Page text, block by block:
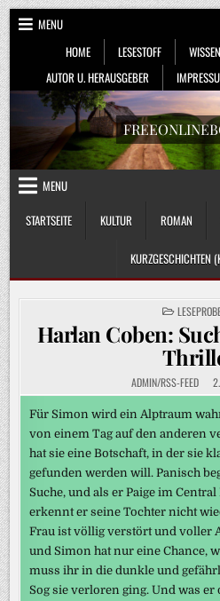
Skip
to
content
MENU
HOME
LESESTOFF WISSEN
AUTOR U. HERAUSGEBER
MENU
STARTSEITE
KULTUR ROMAN
KURZGESCHICHTEN
POSTED
IN
Harlan Coben:
ADMIN/RSS-FEED
Für Simon wird ein Alptraum
von einem Tag auf den anderen
hat sie eine Botschaft, in der sie
gefunden werden will. Panisch
Suche, und als er Paige im
erkennt er seine Tochter nicht
Frau ist völlig verstört und voller
und Simon hat nur eine Chance,
muss ihr in die dunkle und
Sog sie verloren ging. Und was